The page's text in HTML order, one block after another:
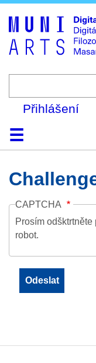
Přihlášení
DomůKolekce
Prohlížení
O
CAPTCHA
Prosím
robot.